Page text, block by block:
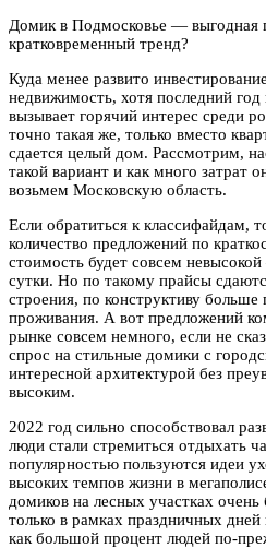
Домик в Подмосковье — выгодная
кратковременный тренд?
Куда менее развито
недвижимость, хотя последний год
вызывает горячий интерес среди
точно такая же, только вместо
сдается целый дом. Рассмотрим,
такой вариант и как много затрат
возьмем Московскую область.
Если обратиться к классифайдам,
количество предложений по
стоимость будет совсем
сутки. Но по такому прайсы
строения, по конструктиву
проживания. А вот предложений
рынке совсем немного, если не
спрос на стильные домики с
интересной архитектурой без
высоким.
2022 год сильно способствовал
люди стали стремиться отдыхать
популярностью пользуются идеи
высоких темпов жизни в
домиков на лесных участках
только в рамках праздничных
как большой процент людей по-